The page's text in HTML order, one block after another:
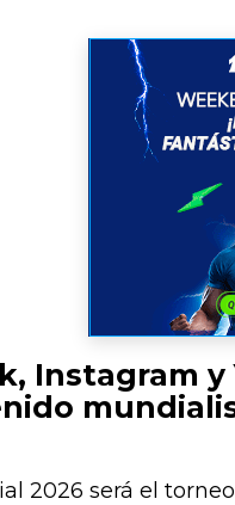
Instagram y
2026 será el